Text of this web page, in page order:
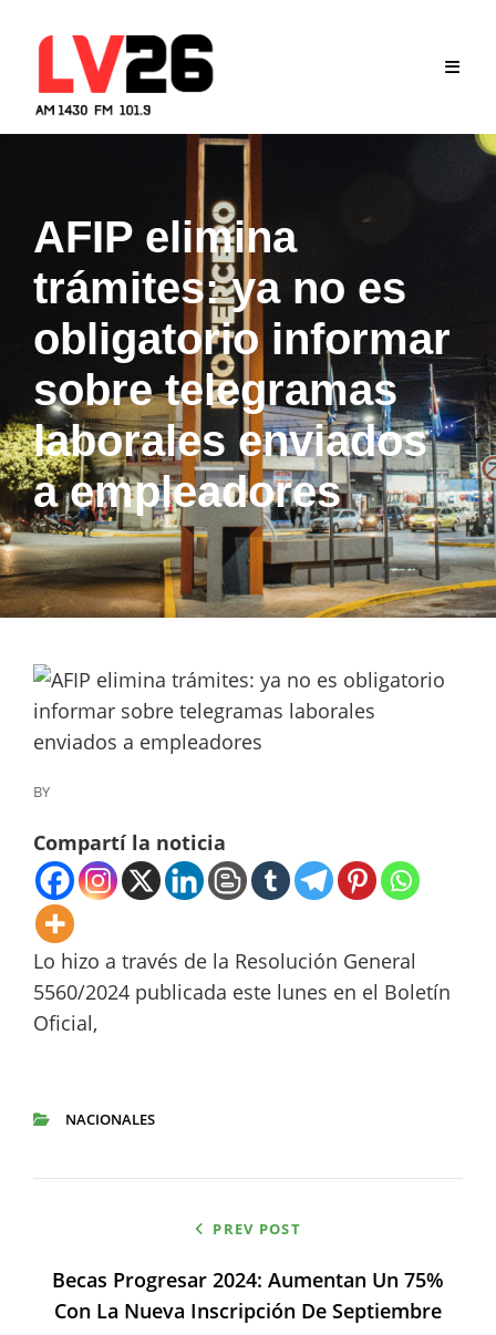
content
AFIP elimina
trámites: ya no es
obligatorio informar
sobre telegramas
laborales enviados
a empleadores
BY
Compartí la noticia
Lo hizo a través de la Resolución General
5560/2024 publicada este lunes en el Boletín
Oficial,
NACIONALES
entradas
PREV POST
Becas Progresar 2024: Aumentan Un 75%
Con La Nueva Inscripción De Septiembre